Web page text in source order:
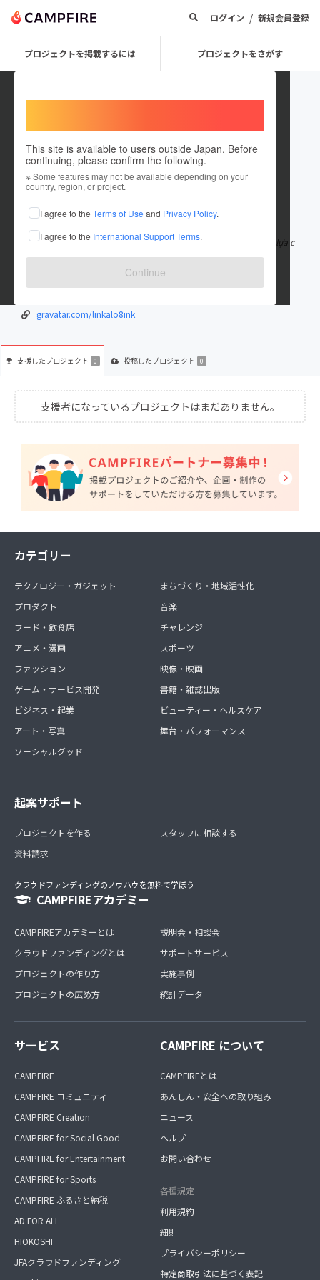
ログイン / 新規会員登録
プロジェクトを掲載するには プロジェクトをさがす
This site is available to users outside Japan. Before
continuing, please confirm the following.
※ Some features may not be available depending on your
country, region, or project.
I agree to the Terms of Use and Privacy Policy.
I agree to the International Support Terms.
Continue
linkalo8ink
在住国：日本
出身国：日本
ALO8 là nhà cái mang đến trải nghiệm giải trí đa dạng với nhiều lựa c
họn từ cá cược thể th もっと見る
gravatar.com/linkalo8ink
支援したプロジェクト 0 投稿したプロジェクト 0
支援者になっているプロジェクトはまだありません。
カテゴリー
テクノロジー・ガジェット
プロダクト
フード・飲食店
アニメ・漫画
ファッション
ゲーム・サービス開発
ビジネス・起業
アート・写真
ソーシャルグッド
まちづくり・地域活性化
音楽
チャレンジ
スポーツ
映像・映画
書籍・雑誌出版
ビューティー・ヘルスケア
舞台・パフォーマンス
起案サポート
プロジェクトを作る
資料請求
スタッフに相談する
クラウドファンディングのノウハウを無料で学ぼう
CAMPFIREアカデミー
CAMPFIREアカデミーとは
クラウドファンディングとは
プロジェクトの作り方
プロジェクトの広め方
説明会・相談会
サポートサービス
実施事例
統計データ
サービス
CAMPFIRE
CAMPFIRE コミュニティ
CAMPFIRE Creation
CAMPFIRE for Social Good
CAMPFIRE for Entertainment
CAMPFIRE for Sports
CAMPFIRE ふるさと納税
AD FOR ALL
HIOKOSHI
JFAクラウドファンディング
CAMPFIRE について
CAMPFIREとは
あんしん・安全への取り組み
ニュース
ヘルプ
お問い合わせ
各種規定
利用規約
細則
プライバシーポリシー
特定商取引法に基づく表記